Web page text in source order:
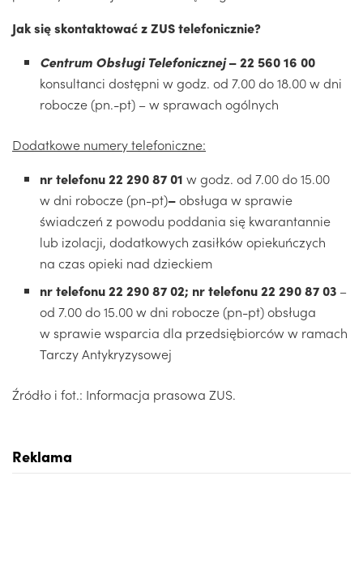
Jak się skontaktować z ZUS telefonicznie?
Centrum Obsługi Telefonicznej– 22 560 16 00
konsultanci dostępni w godz. od 7.00 do 18.00 w dni
robocze (pn.-pt) – w sprawach ogólnych
Dodatkowe numery telefoniczne:
nr telefonu 22 290 87 01w godz. od 7.00 do 15.00
w dni robocze (pn-pt)–obsługa w sprawie
świadczeń z powodu poddania się kwarantannie
lub izolacji, dodatkowych zasiłków opiekuńczych
na czas opieki nad dzieckiem
nr telefonu 22 290 87 02; nr telefonu 22 290 87 03 –
od 7.00 do 15.00 w dni robocze (pn-pt) obsługa
w sprawie wsparcia dla przedsiębiorców w ramach
Tarczy Antykryzysowej
Źródło i fot.: Informacja prasowa ZUS.
Reklama